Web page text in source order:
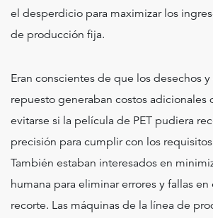
el desperdicio para maximizar los
de producción fija.
Eran conscientes de que los desechos
repuesto generaban costos adicionales
evitarse si la película de PET pudiera
precisión para cumplir con los
También estaban interesados ​​en
humana para eliminar errores y fallas
recorte. Las máquinas de la línea de